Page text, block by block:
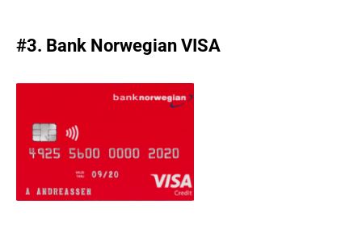
#3. Bank Norwegian VISA